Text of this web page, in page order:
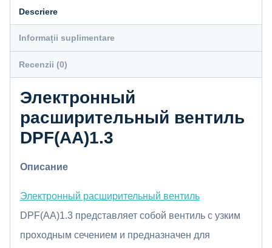
Descriere
Informații suplimentare
Recenzii (0)
Электронный
расширительный вентиль
DPF(AA)1.3
Описание
Электронный расширительный вентиль
DPF(AA)1.3 представляет собой вентиль с узким
проходным сечением и предназначен для